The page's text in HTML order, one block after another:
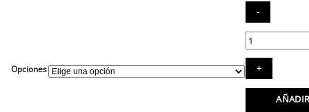
Opciones
Difusor
portátil
de
aceites
esenciales
cantidad